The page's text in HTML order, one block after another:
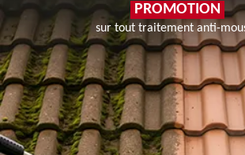
PROMOTION
sur tout traitement anti-